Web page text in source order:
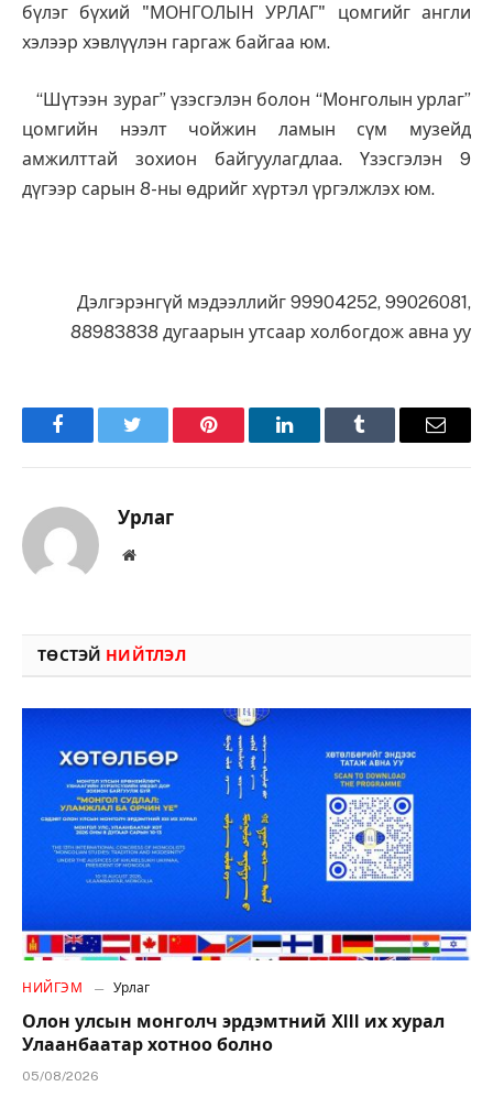
бүлэг бүхий "МОНГОЛЫН УРЛАГ" цомгийг англи
хэлээр хэвлүүлэн гаргаж байгаа юм.
“Шүтээн зураг” үзэсгэлэн болон “Монголын урлаг”
цомгийн нээлт чойжин ламын сүм музейд
амжилттай зохион байгуулагдлаа. Үзэсгэлэн 9
дүгээр сарын 8-ны өдрийг хүртэл үргэлжлэх юм.
Дэлгэрэнгүй мэдээллийг 99904252, 99026081,
88983838 дугаарын утсаар холбогдож авна уу
FacebookTwitter Pinterest LinkedInTumblr Имэйл
Урлаг
Вэбсайт
ТӨСТЭЙ НИЙТЛЭЛ
НИЙГЭМ Урлаг
Олон улсын монголч эрдэмтний XIII их хурал
Улаанбаатар хотноо болно
05/08/2026